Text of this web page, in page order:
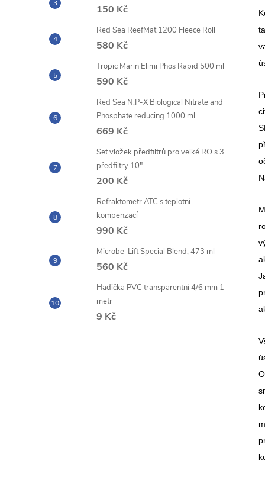
150 Kč
Red Sea ReefMat 1200 Fleece Roll
580 Kč
Tropic Marin Elimi Phos Rapid 500 ml
590 Kč
Red Sea N:P-X Biological Nitrate and
Phosphate reducing 1000 ml
669 Kč
Set vložek předfiltrů pro velké RO s 3
předfiltry 10"
200 Kč
Refraktometr ATC s teplotní
kompenzací
990 Kč
Microbe-Lift Special Blend, 473 ml
560 Kč
Hadička PVC transparentní 4/6 mm 1
metr
9 Kč